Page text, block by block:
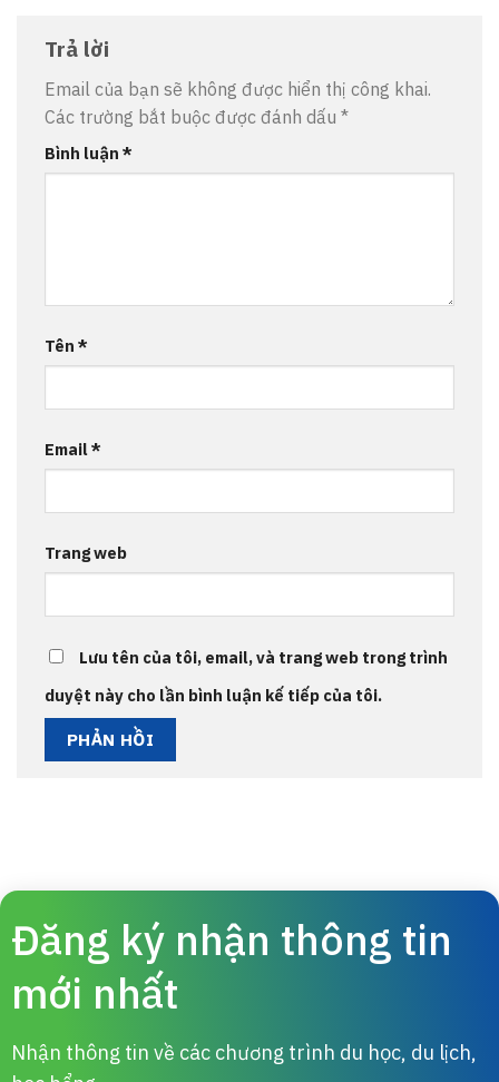
Trả lời
Email của bạn sẽ không được hiển thị công khai.
Các trường bắt buộc được đánh dấu *
Bình luận *
Tên *
Email*
Trang web
Lưu tên của tôi, email, và trang web trong trình
duyệt này cho lần bình luận kế tiếp của tôi.
Đăng ký nhận thông tin
mới nhất
Nhận thông tin về các chương trình du học, du lịch,